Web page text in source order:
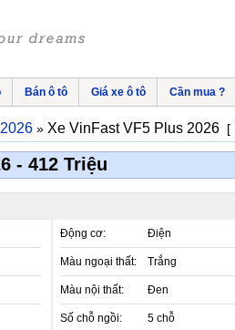
Bán ô tô Giá xe ô tô Cần mua ?
2026 » Xe VinFast VF5 Plus 2026 [
- 412 Triệu
Động cơ: Điện
Màu ngoại thất: Trắng
Màu nội thất: Đen
Số chỗ ngồi: 5 chỗ